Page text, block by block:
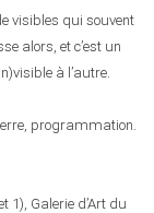
visibles qui souvent
alors, et c’est un
à l’autre.
programmation.
1), Galerie d’Art du